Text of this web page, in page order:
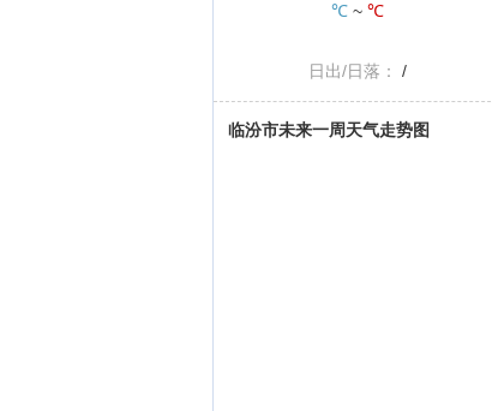
℃ ~ ℃
日出/日落： /
临汾市未来一周天气走势图